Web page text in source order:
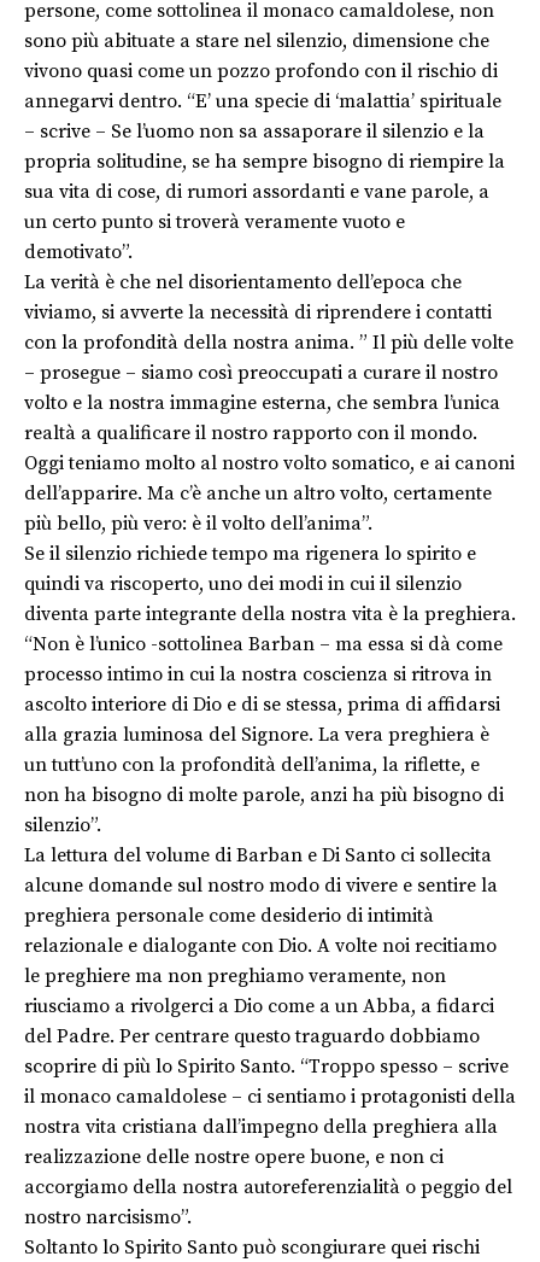
persone, come sottolinea il monaco camaldolese, non
sono più abituate a stare nel silenzio, dimensione che
vivono quasi come un pozzo profondo con il rischio di
annegarvi dentro. “E’ una specie di ‘malattia’ spirituale
– scrive – Se l’uomo non sa assaporare il silenzio e la
propria solitudine, se ha sempre bisogno di riempire la
sua vita di cose, di rumori assordanti e vane parole, a
un certo punto si troverà veramente vuoto e
demotivato”.
La verità è che nel disorientamento dell’epoca che
viviamo, si avverte la necessità di riprendere i contatti
con la profondità della nostra anima. ” Il più delle volte
– prosegue – siamo così preoccupati a curare il nostro
volto e la nostra immagine esterna, che sembra l’unica
realtà a qualificare il nostro rapporto con il mondo.
Oggi teniamo molto al nostro volto somatico, e ai canoni
dell’apparire. Ma c’è anche un altro volto, certamente
più bello, più vero: è il volto dell’anima”.
Se il silenzio richiede tempo ma rigenera lo spirito e
quindi va riscoperto, uno dei modi in cui il silenzio
diventa parte integrante della nostra vita è la preghiera.
“Non è l’unico -sottolinea Barban – ma essa si dà come
processo intimo in cui la nostra coscienza si ritrova in
ascolto interiore di Dio e di se stessa, prima di affidarsi
alla grazia luminosa del Signore. La vera preghiera è
un tutt’uno con la profondità dell’anima, la riflette, e
non ha bisogno di molte parole, anzi ha più bisogno di
silenzio”.
La lettura del volume di Barban e Di Santo ci sollecita
alcune domande sul nostro modo di vivere e sentire la
preghiera personale come desiderio di intimità
relazionale e dialogante con Dio. A volte noi recitiamo
le preghiere ma non preghiamo veramente, non
riusciamo a rivolgerci a Dio come a un Abba, a fidarci
del Padre. Per centrare questo traguardo dobbiamo
scoprire di più lo Spirito Santo. “Troppo spesso – scrive
il monaco camaldolese – ci sentiamo i protagonisti della
nostra vita cristiana dall’impegno della preghiera alla
realizzazione delle nostre opere buone, e non ci
accorgiamo della nostra autoreferenzialità o peggio del
nostro narcisismo”.
Soltanto lo Spirito Santo può scongiurare quei rischi